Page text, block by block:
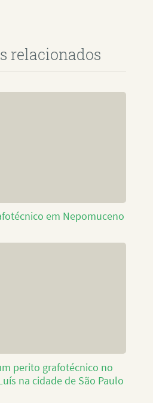
relacionados
em Nepomuceno
perito grafotécnico no
na cidade de São Paulo